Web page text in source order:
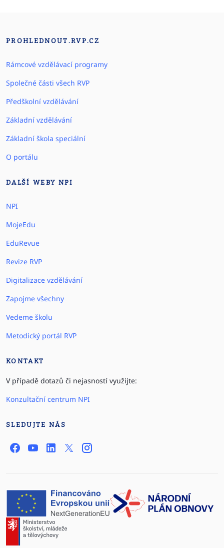
PROHLEDNOUT.RVP.CZ
Rámcové vzdělávací programy
Společné části všech RVP
Předškolní vzdělávání
Základní vzdělávání
Základní škola speciální
O portálu
DALŠÍ WEBY NPI
NPI
MojeEdu
EduRevue
Revize RVP
Digitalizace vzdělávání
Zapojme všechny
Vedeme školu
Metodický portál RVP
KONTAKT
V případě dotazů či nejasností využijte:
Konzultační centrum NPI
SLEDUJTE NÁS